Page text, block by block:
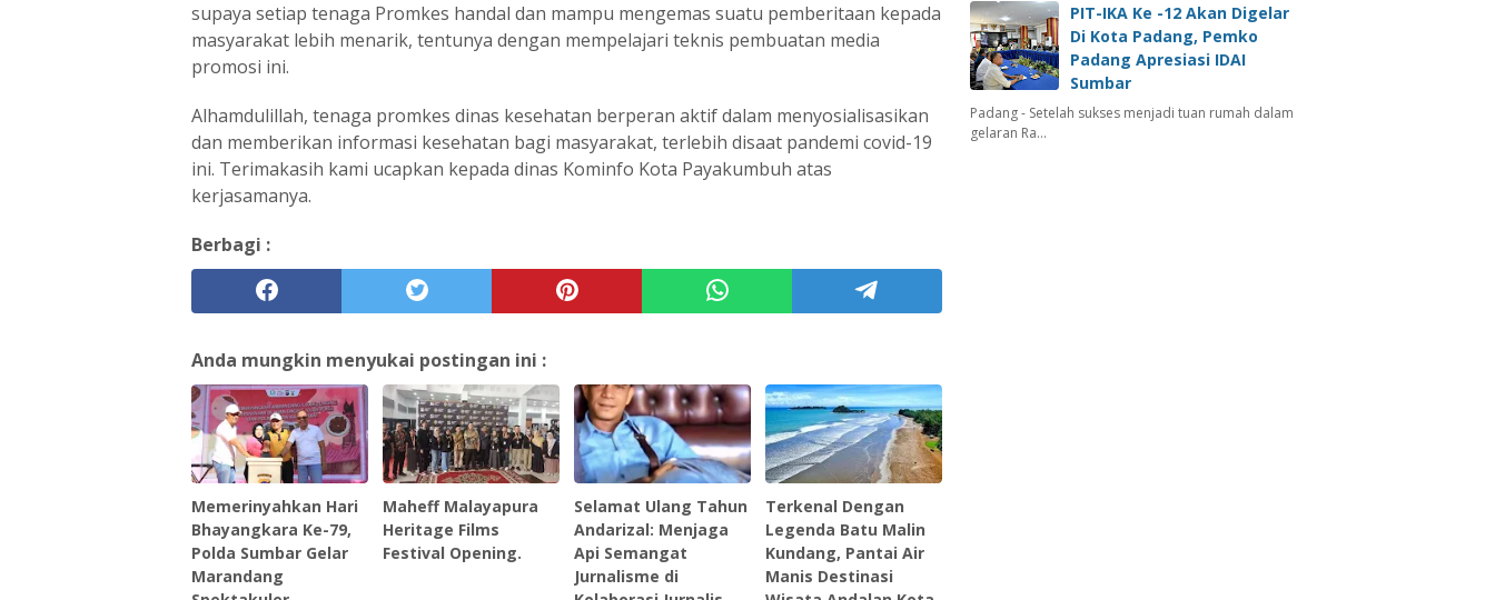
supaya setiap tenaga Promkes handal dan mampu mengemas suatu pemberitaan kepada
masyarakat lebih menarik, tentunya dengan mempelajari teknis pembuatan media
promosi ini.
Alhamdulillah, tenaga promkes dinas kesehatan berperan aktif dalam menyosialisasikan
dan memberikan informasi kesehatan bagi masyarakat, terlebih disaat pandemi covid-19
ini. Terimakasih kami ucapkan kepada dinas Kominfo Kota Payakumbuh atas
kerjasamanya.
Berbagi :
Anda mungkin menyukai postingan ini :
Memerinyahkan Hari
Bhayangkara Ke-79,
Polda Sumbar Gelar
Marandang
Maheff Malayapura
Heritage Films
Festival Opening.
Selamat Ulang Tahun
Andarizal: Menjaga
Api Semangat
Jurnalisme di
Terkenal Dengan
Legenda Batu Malin
Kundang, Pantai Air
Manis Destinasi
PIT-IKA Ke -12 Akan Digelar
Di Kota Padang, Pemko
Padang Apresiasi IDAI
Sumbar
Padang - Setelah sukses menjadi tuan rumah dalam
gelaran Ra…